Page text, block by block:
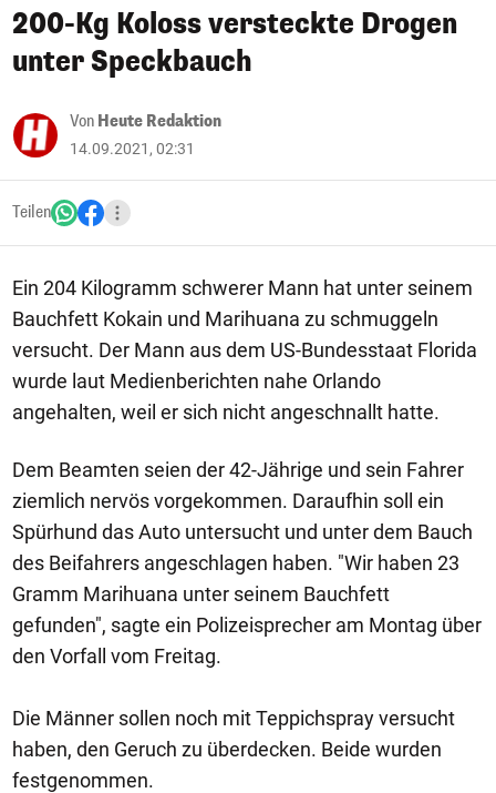
200-Kg Koloss versteckte Drogen
unter Speckbauch
Von Heute Redaktion
14.09.2021, 02:31
Teilen
Ein 204 Kilogramm schwerer Mann hat unter seinem
Bauchfett Kokain und Marihuana zu schmuggeln
versucht. Der Mann aus dem US-Bundesstaat Florida
wurde laut Medienberichten nahe Orlando
angehalten, weil er sich nicht angeschnallt hatte.
Dem Beamten seien der 42-Jährige und sein Fahrer
ziemlich nervös vorgekommen. Daraufhin soll ein
Spürhund das Auto untersucht und unter dem Bauch
des Beifahrers angeschlagen haben. "Wir haben 23
Gramm Marihuana unter seinem Bauchfett
gefunden", sagte ein Polizeisprecher am Montag über
den Vorfall vom Freitag.
Die Männer sollen noch mit Teppichspray versucht
haben, den Geruch zu überdecken. Beide wurden
festgenommen.